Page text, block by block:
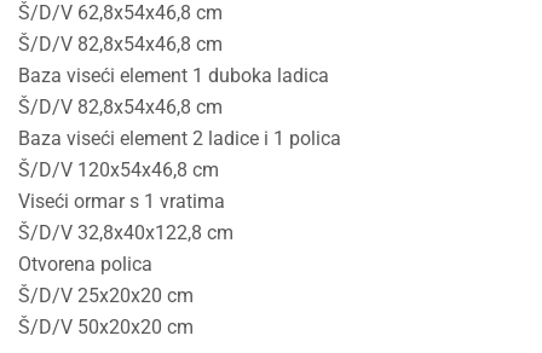
Š/D/V 62,8x54x46,8 cm
Š/D/V 82,8x54x46,8 cm
Baza viseći element 1 duboka ladica
Š/D/V 82,8x54x46,8 cm
Baza viseći element 2 ladice i 1 polica
Š/D/V 120x54x46,8 cm
Viseći ormar s 1 vratima
Š/D/V 32,8x40x122,8 cm
Otvorena polica
Š/D/V 25x20x20 cm
Š/D/V 50x20x20 cm